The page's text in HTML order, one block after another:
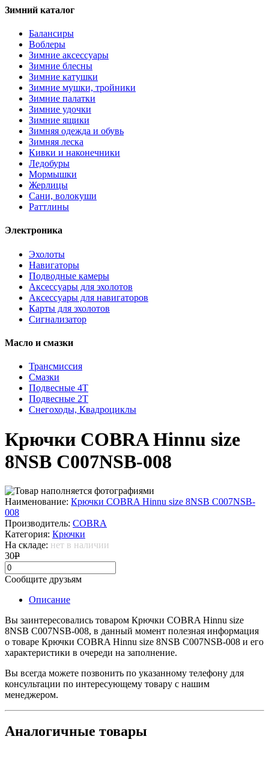
Зимний каталог
Балансиры
Воблеры
Зимние аксессуары
Зимние блесны
Зимние катушки
Зимние мушки, тройники
Зимние палатки
Зимние удочки
Зимние ящики
Зимняя одежда и обувь
Зимняя леска
Кивки и наконечники
Ледобуры
Мормышки
Жерлицы
Сани, волокуши
Раттлины
Электроника
Эхолоты
Навигаторы
Подводные камеры
Аксессуары для эхолотов
Аксессуары для навигаторов
Карты для эхолотов
Сигнализатор
Масло и смазки
Трансмиссия
Смазки
Подвесные 4Т
Подвесные 2Т
Снегоходы, Квадроциклы
Крючки COBRA Hinnu size
8NSB C007NSB-008
Наименование: Крючки COBRA Hinnu size 8NSB C007NSB-
008
Производитель: COBRA
Категория: Крючки
На складе: нет в наличии
30Р
Сообщите друзьям
Описание
Вы заинтересовались товаром Крючки COBRA Hinnu size
8NSB C007NSB-008, в данный момент полезная информация
о товаре Крючки COBRA Hinnu size 8NSB C007NSB-008 и его
характеристики в очереди на заполнение.
Вы всегда можете позвонить по указанному телефону для
консультации по интересующему товару с нашим
менеджером.
Аналогичные товары